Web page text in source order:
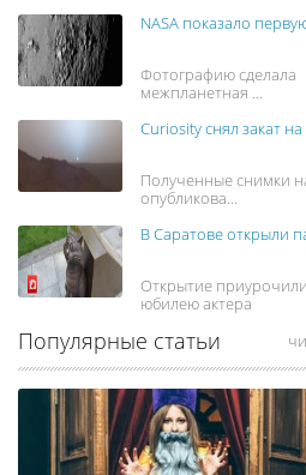
NASA показало
Фотографию сделала
межпланетная ...
Curiosity снял закат
Полученные снимки
опубликова...
В Саратове открыли
Открытие
юбилею актера
Популярные статьи